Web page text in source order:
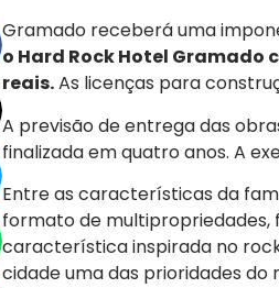
Gramado receberá uma
o Hard Rock Hotel Gramado
reais.As licenças para
A previsão de entrega das
finalizada em quatro anos. A
Entre as características da
formato de multipropriedades,
característica inspirada no
cidade uma das prioridades do